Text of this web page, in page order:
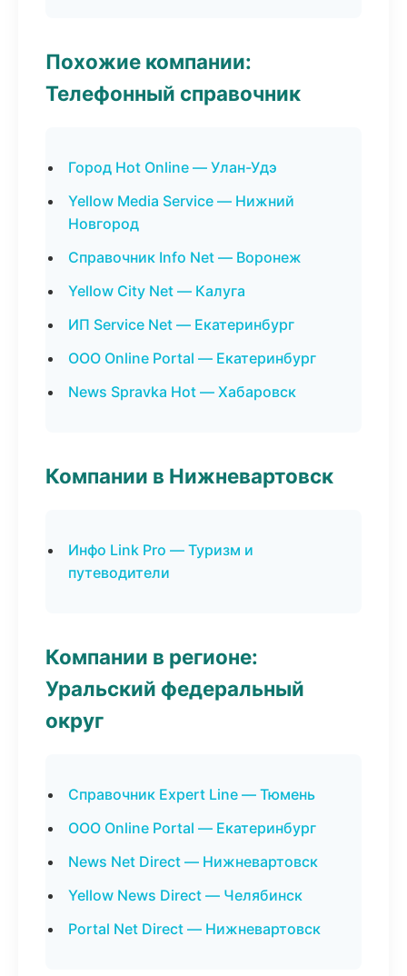
Похожие компании:
Телефонный справочник
Город Hot Online — Улан-Удэ
Yellow Media Service — Нижний
Новгород
Справочник Info Net — Воронеж
Yellow City Net — Калуга
ИП Service Net — Екатеринбург
ООО Online Portal — Екатеринбург
News Spravka Hot — Хабаровск
Компании в Нижневартовск
Инфо Link Pro — Туризм и
путеводители
Компании в регионе:
Уральский федеральный
округ
Справочник Expert Line — Тюмень
ООО Online Portal — Екатеринбург
News Net Direct — Нижневартовск
Yellow News Direct — Челябинск
Portal Net Direct — Нижневартовск